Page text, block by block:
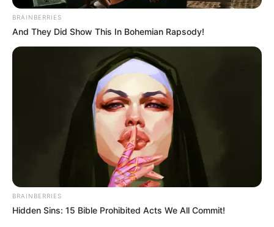
อาจารย์ จุฑามาศ ณ สงขลา ผู้เชี่ยวชาญด้านหินและ
หรือที่เรารู้จักกันดีในชื่อ อาจารย์หญิง ได้ให้
สัมภาษณ์กับรายการ Morning News ว่าในช่วงที่กระแส
หินบำบัดมาแรงนั้น หนังสือของอาจารย์ที่เคยเขียนไว้ถูกตี
พิมพ์ซ้ำหลายครั้ง เพราะคนให้ความสนใจเป็นอย่าง
มาก และค่อยๆหายไปจนกลับมาได้รับความนิยมกันครั้ง ไม่
ว่าจะเป็นดารา เซเลบ หรือแม้กระทั้ง ลูกสาวท่านนายก
BRAINBERRIES
And They Did Show This In Bohemian Rapsody!
BRAINBERRIES
Hidden Sins: 15 Bible Prohibited Acts We All Commit!